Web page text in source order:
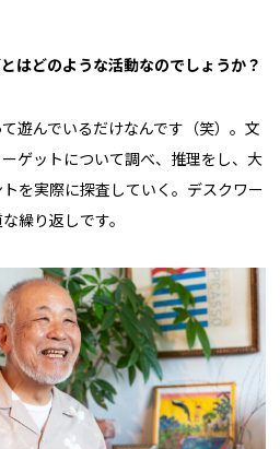
はどのような活動なのでしょうか？
遊んでいるだけなんです（笑）。文
ゲットについて調べ、推理をし、大
を実際に探査していく。デスクワー
繰り返しです。